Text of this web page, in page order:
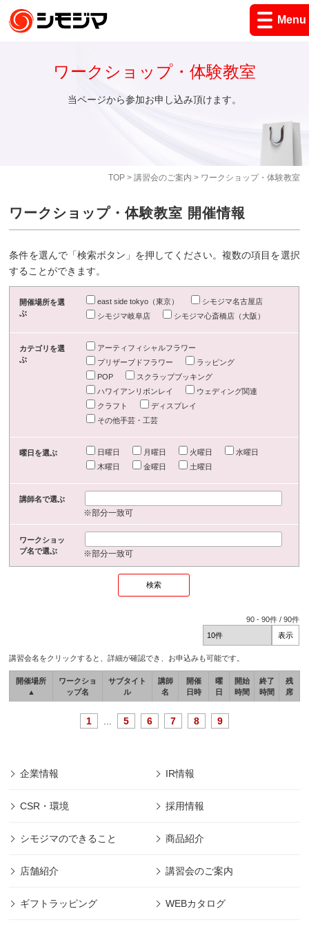
Menu
TOP> 講習会のご案内 > ワークショップ・体験教室
ワークショップ・体験教室
当ページから参加お申し込み頂けます。
ワークショップ・体験教室 開催情報
条件を選んで「検索ボタン」を押してください。複数の項目を選択
することができます。
開催場所を選
ぶ
east side tokyo（東京）
シモジマ名古屋店
シモジマ岐阜店
シモジマ心斎橋店（大阪）
カテゴリを選
ぶ
アーティフィシャルフラワー
プリザーブドフラワー
ラッピング
POP
スクラップブッキング
ハワイアンリボンレイ
ウェディング関連
クラフト
ディスプレイ
その他手芸・工芸
曜日を選ぶ 日曜日 月曜日 火曜日
水曜日
木曜日
金曜日 土曜日
講師名で選ぶ
※部分一致可
ワークショッ
プ名で選ぶ
※部分一致可
90 -90件 /90件
講習会名をクリックすると、詳細が確認でき、お申込みも可能です。
開催場所
▲
ワークショ
ップ名
サブタイト
ル
講師
名
開催
日時
曜
日
開始
時間
終了
時間
残
席
1 5 6 7 8 9
企業情報 IR情報
CSR・環境 採用情報
シモジマのできること 商品紹介
店舗紹介 講習会のご案内
ギフトラッピング WEBカタログ